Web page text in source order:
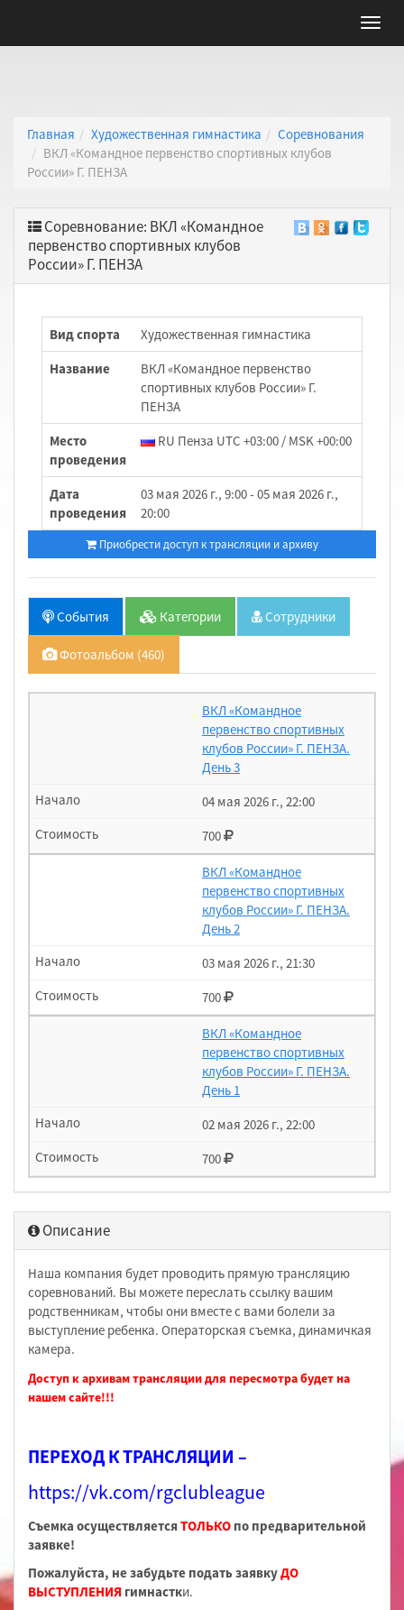
Главная Художественная гимнастика
Соревнования
ВКЛ «Командное первенство спортивных клубов
России» Г. ПЕНЗА
Соревнование: ВКЛ «Командное
первенство спортивных клубов
России» Г. ПЕНЗА
Вид спорта
Художественная гимнастика
Название
ВКЛ «Командное первенство
спортивных клубов России» Г.
ПЕНЗА
Место
проведения
RU Пенза UTC +03:00 / MSK +00:00
Дата
проведения
03 мая 2026 г., 9:00 - 05 мая 2026 г.,
20:00
Приобрести доступ к трансляции и архиву
События Категории Сотрудники
Фотоальбом (460)
ВКЛ «Командное
первенство спортивных
клубов России» Г. ПЕНЗА.
День 3
04 мая 2026 г., 22:00
700
ВКЛ «Командное
первенство спортивных
клубов России» Г. ПЕНЗА.
День 2
03 мая 2026 г., 21:30
700
ВКЛ «Командное
первенство спортивных
клубов России» Г. ПЕНЗА.
День 1
02 мая 2026 г., 22:00
700
Описание
Наша компания будет проводить прямую трансляцию
соревнований. Вы можете переслать ссылку вашим
родственникам, чтобы они вместе с вами болели за
выступление ребенка. Операторская съемка, динамичкая
камера.
Доступ к архивам трансляции для пересмотра будет на
нашем сайте!!!
ПЕРЕХОД К ТРАНСЛЯЦИИ –
https://vk.com/rgclubleague
Съемка осуществляетсяТОЛЬКО по предварительной
заявке!
Пожалуйста, не забудьте подать заявкуДО
ВЫСТУПЛЕНИЯ гимнастки.